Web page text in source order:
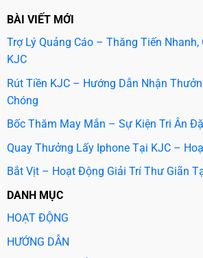
BÀI VIẾT MỚI
Trợ Lý Quảng Cáo – Thăng Tiến Nhanh,
KJC
Rút Tiền KJC – Hướng Dẫn Nhận
Chóng
Bốc Thăm May Mắn – Sự Kiện Tri Ân
Quay Thưởng Lấy Iphone Tại KJC –
Bắt Vịt – Hoạt Động Giải Trí Thư Giãn
DANH MỤC
HOẠT ĐỘNG
HƯỚNG DẪN